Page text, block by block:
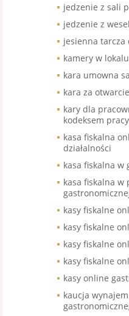
jedzenie z sali
jedzenie z
jesienna
kamery w
kara umowna
kara za
kary dla
kodeksem pracy
kasa fiskalna
działalności
kasa fiskalna w
kasa fiskalna w
kasy fiskalne
kasy fiskalne
kasy fiskalne
kasy fiskalne
kasy online
kaucja